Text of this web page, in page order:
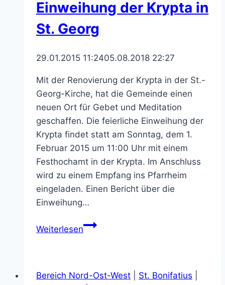
Einweihung der Krypta in
St. Georg
29.01.2015 11:2405.08.2018 22:27
Mit der Renovierung der Krypta in der St.-
Georg-Kirche, hat die Gemeinde einen
neuen Ort für Gebet und Meditation
geschaffen. Die feierliche Einweihung der
Krypta findet statt am Sonntag, dem 1.
Februar 2015 um 11:00 Uhr mit einem
Festhochamt in der Krypta. Im Anschluss
wird zu einem Empfang ins Pfarrheim
eingeladen. Einen Bericht über die
Einweihung…
WeiterlesenEinweihung
St.
Bereich Nord-Ost-West St. Bonifatius